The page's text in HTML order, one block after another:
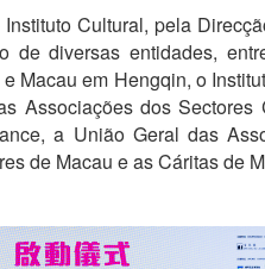
Cultural, pela
diversas entidades,
Macau em Hengqin, o
Associações dos
a União Geral das
de Macau e as Cáritas de